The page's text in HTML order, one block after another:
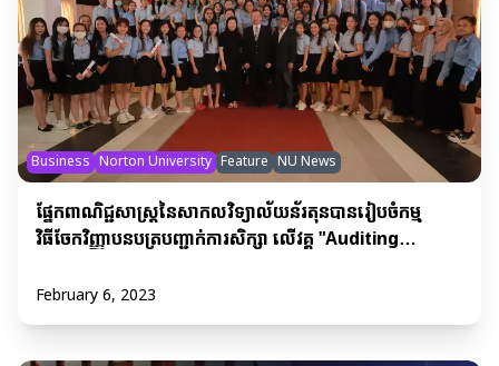
Business Norton University Feature NU News
ផ្នែកពាណិជ្ជសាស្ត្រនៃសាកលវិទ្យាល័យន័រតុនបានរៀបចំកម្ម
វិធីចែកវិញ្ញាបនបត្របញ្ជាក់ការសិក្សា លើវគ្គ "Auditing
February 6, 2023